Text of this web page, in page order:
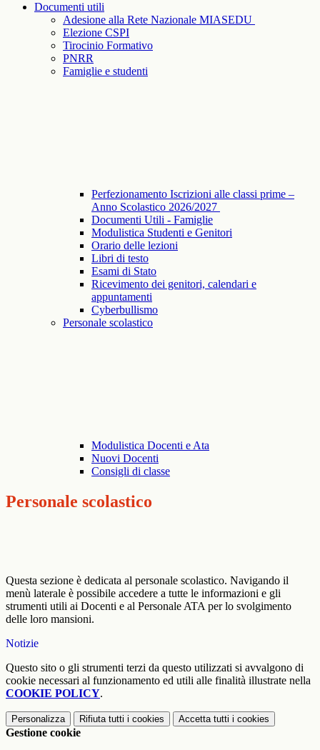
Documenti utili
Adesione alla Rete Nazionale MIASEDU
Elezione CSPI
Tirocinio Formativo
PNRR
Famiglie e studenti
Perfezionamento Iscrizioni alle classi prime –
Anno Scolastico 2026/2027
Documenti Utili - Famiglie
Modulistica Studenti e Genitori
Orario delle lezioni
Libri di testo
Esami di Stato
Ricevimento dei genitori, calendari e
appuntamenti
Cyberbullismo
Personale scolastico
Modulistica Docenti e Ata
Nuovi Docenti
Consigli di classe
Personale scolastico
Questa sezione è dedicata al personale scolastico. Navigando il
menù laterale è possibile accedere a tutte le informazioni e gli
strumenti utili ai Docenti e al Personale ATA per lo svolgimento
delle loro mansioni.
Notizie
Questo sito o gli strumenti terzi da questo utilizzati si avvalgono di
cookie necessari al funzionamento ed utili alle finalità illustrate nella
COOKIE POLICY.
Personalizza Rifiuta tutti i cookies Accetta tutti i cookies
Gestione cookie